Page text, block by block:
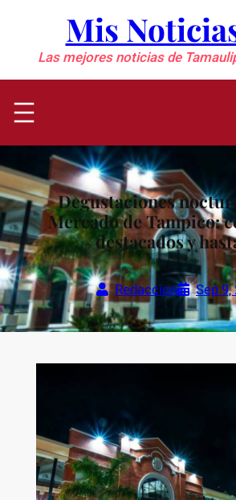
contenido
Mis
Las mejores noticias de
Degustaciones
Mercado de Tampico:
destacados y
Redaccion Sep